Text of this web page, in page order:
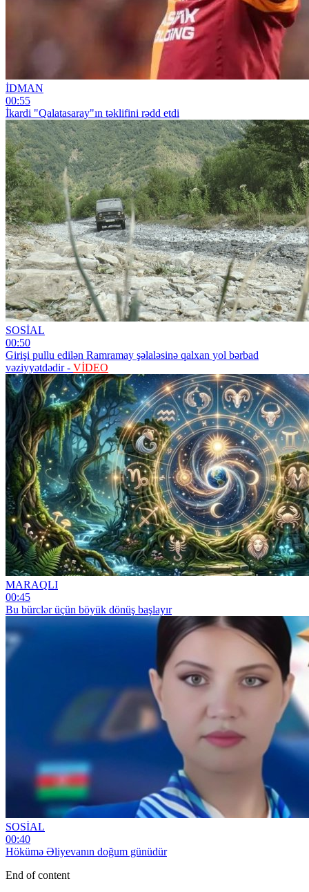
İDMAN
00:55
İkardi "Qalatasaray"ın təklifini rədd etdi
SOSİAL
00:50
Girişi pullu edilən Ramramay şəlaləsinə qalxan yol bərbad
vəziyyətdədir - VİDEO
MARAQLI
00:45
Bu bürclər üçün böyük dönüş başlayır
SOSİAL
00:40
Hökümə Əliyevanın doğum günüdür
End of content